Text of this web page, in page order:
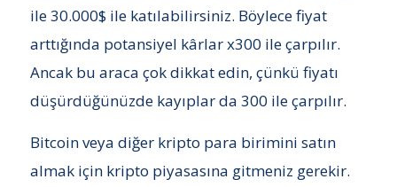
ile 30.000$ ile katılabilirsiniz. Böylece fiyat
arttığında potansiyel kârlar x300 ile çarpılır.
Ancak bu araca çok dikkat edin, çünkü fiyatı
düşürdüğünüzde kayıplar da 300 ile çarpılır.
Bitcoin veya diğer kripto para birimini satın
almak için kripto piyasasına gitmeniz gerekir.